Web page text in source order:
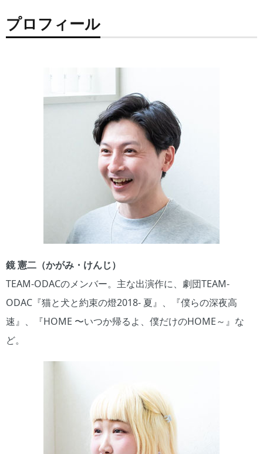
プロフィール
鏡 憲二（かがみ・けんじ）
TEAM-ODACのメンバー。主な出演作に、劇団TEAM-
ODAC『猫と犬と約束の燈2018- 夏』、『僕らの深夜高
速』、『HOME 〜いつか帰るよ、僕だけのHOME～』な
ど。